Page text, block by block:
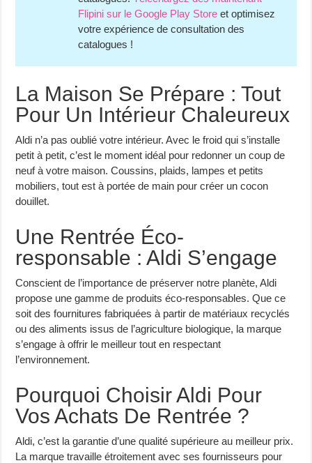
Flipini sur le Google Play Store et optimisez
votre expérience de consultation des
catalogues !
La Maison Se Prépare : Tout
Pour Un Intérieur Chaleureux
Aldi n’a pas oublié votre intérieur. Avec le froid qui s’installe
petit à petit, c’est le moment idéal pour redonner un coup de
neuf à votre maison. Coussins, plaids, lampes et petits
mobiliers, tout est à portée de main pour créer un cocon
douillet.
Une Rentrée Éco-
responsable : Aldi S’engage
Conscient de l’importance de préserver notre planète, Aldi
propose une gamme de produits éco-responsables. Que ce
soit des fournitures fabriquées à partir de matériaux recyclés
ou des aliments issus de l’agriculture biologique, la marque
s’engage à offrir le meilleur tout en respectant
l’environnement.
Pourquoi Choisir Aldi Pour
Vos Achats De Rentrée ?
Aldi, c’est la garantie d’une qualité supérieure au meilleur prix.
La marque travaille étroitement avec ses fournisseurs pour